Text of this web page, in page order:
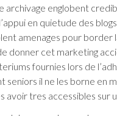
archivage englobent
en quietude des blogs
amenages pour border
donner cet marketing
fournies lors de
seniors il ne les borne en
avoir tres accessibles sur